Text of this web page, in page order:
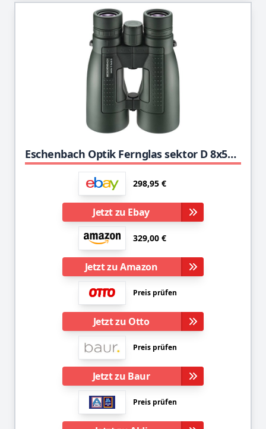
Eschenbach Optik Fernglas sektor D 8x56 compact+, wasserdicht, robust, grün
298,95 €
Jetzt zu Ebay
329,00 €
Jetzt zu Amazon
Preis prüfen
Jetzt zu Otto
Preis prüfen
Jetzt zu Baur
Preis prüfen